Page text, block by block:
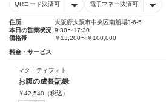
QRコード決済可 電子マネー決済可
住所
大阪府大阪市中央区南船場3-6-5
本日の営業状況 9:30〜17:30
価格帯
￥13,200〜￥100,000
料金・サービス
マタニティフォト
お腹の成長記録
￥42,540 （税込）